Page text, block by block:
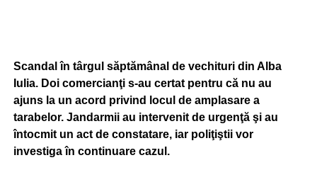
Scandal în târgul săptămânal de vechituri din Alba
Iulia. Doi comercianţi s-au certat pentru că nu au
ajuns la un acord privind locul de amplasare a
tarabelor. Jandarmii au intervenit de urgenţă şi au
întocmit un act de constatare, iar poliţiştii vor
investiga în continuare cazul.